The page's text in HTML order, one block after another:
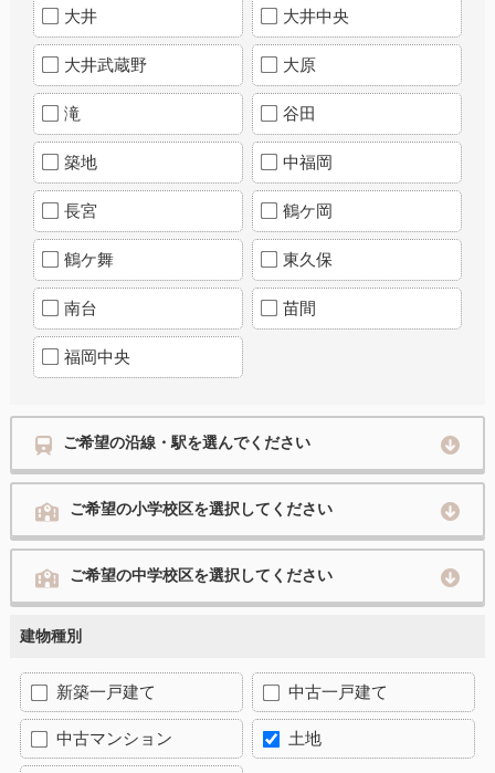
大井 大井中央
大井武蔵野 大原
滝 谷田
築地 中福岡
長宮 鶴ケ岡
鶴ケ舞 東久保
南台 苗間
福岡中央
ご希望の沿線・駅を選んでください
ご希望の小学校区を選択してください
ご希望の中学校区を選択してください
建物種別
新築一戸建て 中古一戸建て
中古マンション 土地